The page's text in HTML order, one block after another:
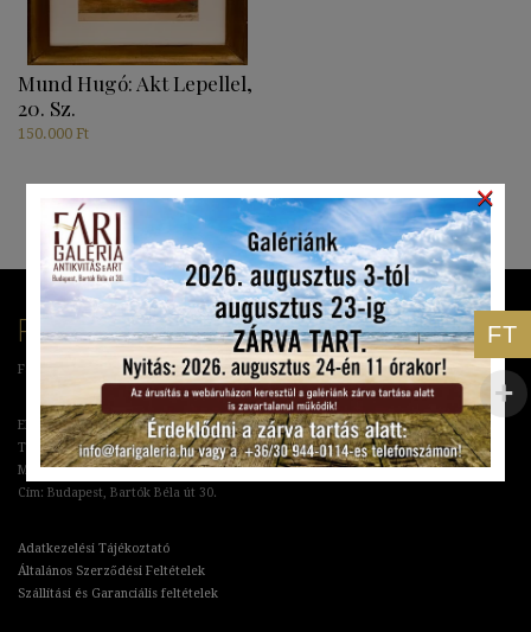
Mund Hugó: Akt Lepellel,
20. Sz.
150.000 Ft
RÓLUNK
Fári Antikvitás & Art Galéria
Elérhetőségek:
Tel: +36 70 673 07 87
Mail: info@farigaleria.hu
Cím: Budapest, Bartók Béla út 30.
Adatkezelési Tájékoztató
Általános Szerződési Feltételek
Szállítási és Garanciális feltételek
FT
×